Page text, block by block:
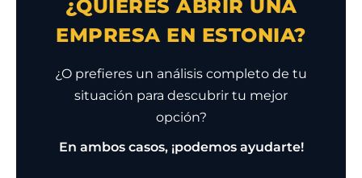
¿QUIERES ABRIR UNA
EMPRESA EN ESTONIA?
¿O prefieres un análisis completo de tu
situación para descubrir tu mejor
opción?
En ambos casos, ¡podemos ayudarte!